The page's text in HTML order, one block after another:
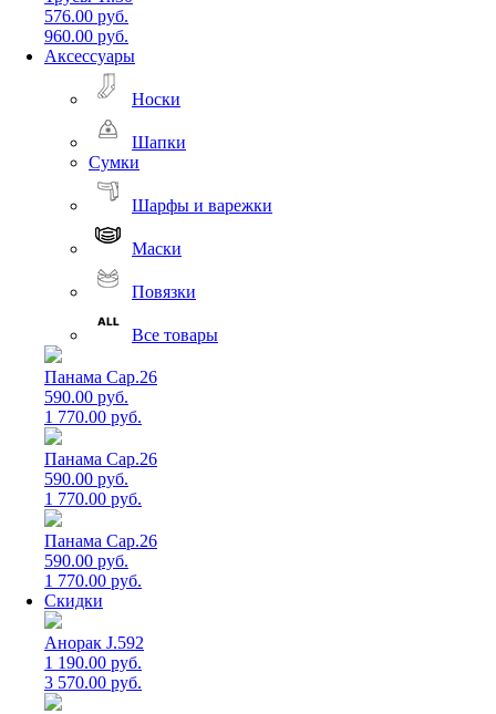
576.00 руб.
960.00 руб.
Аксессуары
Носки
Шапки
Сумки
Шарфы и варежки
Маски
Повязки
Все товары
Панама Cap.26
590.00 руб.
1 770.00 руб.
Панама Cap.26
590.00 руб.
1 770.00 руб.
Панама Cap.26
590.00 руб.
1 770.00 руб.
Скидки
Анорак J.592
1 190.00 руб.
3 570.00 руб.